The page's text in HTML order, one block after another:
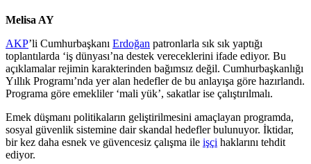
Melisa AY
AKP’li Cumhurbaşkanı Erdoğan patronlarla sık sık yaptığı
toplantılarda ‘iş dünyası’na destek vereceklerini ifade ediyor. Bu
açıklamalar rejimin karakterinden bağımsız değil. Cumhurbaşkanlığı
Yıllık Programı’nda yer alan hedefler de bu anlayışa göre hazırlandı.
Programa göre emekliler ‘mali yük’, sakatlar ise çalıştırılmalı.
Emek düşmanı politikaların geliştirilmesini amaçlayan programda,
sosyal güvenlik sistemine dair skandal hedefler bulunuyor. İktidar,
bir kez daha esnek ve güvencesiz çalışma ile işçi haklarını tehdit
ediyor.